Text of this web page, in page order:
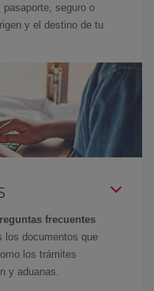
seguro o
y el destino de tu
frecuentes
los documentos que
los trámites
y aduanas.